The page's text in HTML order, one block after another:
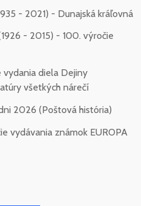
- 2021) - Dunajská kráľovná
- 2015) - 100. výročie
vydania diela Dejiny
všetkých nárečí
2026 (Poštová história)
vydávania známok EUROPA